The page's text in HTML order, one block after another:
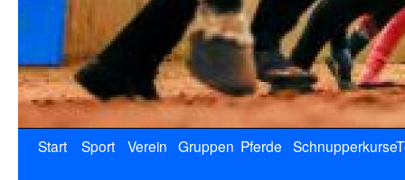
Start Sport Verein Gruppen Pferde Schnupperkurse